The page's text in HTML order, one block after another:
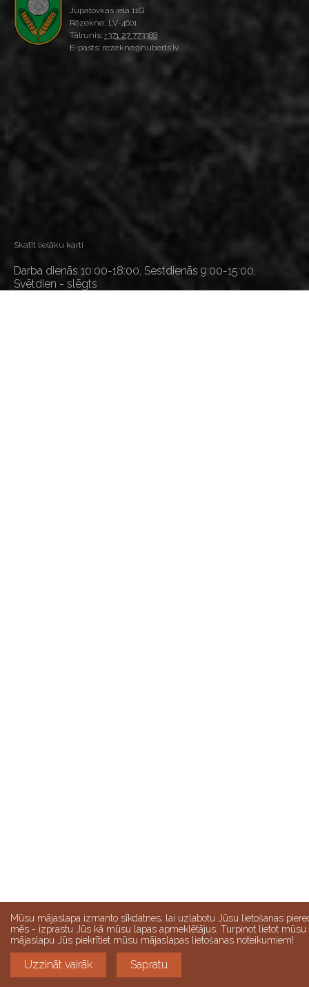
Jupatovkas iela 11G
Rēzekne, LV-4601
Tālrunis: +371 27 773388
E-pasts: rezekne@huberts.lv
Skatīt lielāku karti
Darba dienās 10:00-18:00, Sestdienās 9:00-15:00,
Svētdien - slēgts
Mūsu mājaslapa izmanto sīkdatnes, lai uzlabotu Jūsu lietošanas
mēs - izprastu Jūs kā mūsu lapas apmeklētājus. Turpinot lietot mūsu
mājaslapu Jūs piekrītiet mūsu mājaslapas lietošanas noteikumiem!
Uzzināt vairāk Sapratu